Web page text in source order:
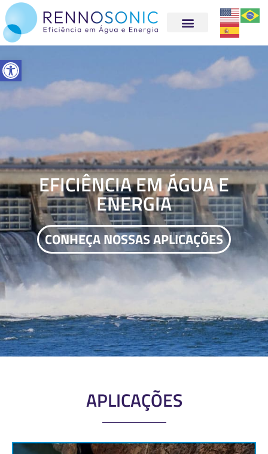
Abrir a barra de ferramentas
EFICIÊNCIA EM ÁGUA E
ENERGIA
CONHEÇA NOSSAS APLICAÇÕES
APLICAÇÕES